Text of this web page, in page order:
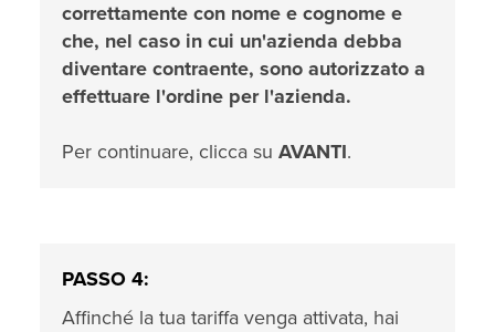
correttamente con nome e cognome e
che, nel caso in cui un'azienda debba
diventare contraente, sono autorizzato a
effettuare l'ordine per l'azienda.
Per continuare, clicca su AVANTI.
PASSO 4:
Affinché la tua tariffa venga attivata, hai